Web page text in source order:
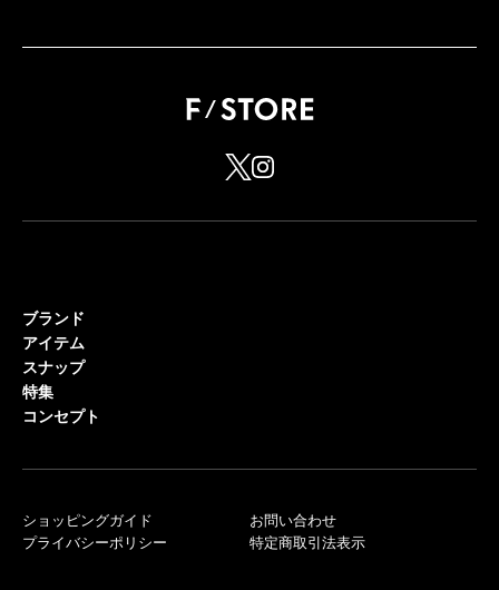
ブランド
アイテム
スナップ
特集
コンセプト
ショッピングガイド
プライバシーポリシー
お問い合わせ
特定商取引法表示